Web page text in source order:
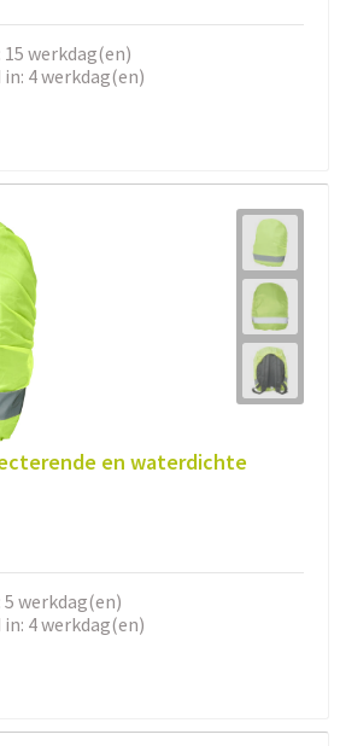
werkdag(en)
4 werkdag(en)
en waterdichte
werkdag(en)
4 werkdag(en)